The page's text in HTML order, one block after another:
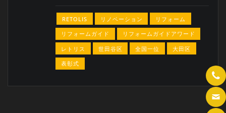
RETOLIS リノベーション
リフォーム
リフォームガイド
リフォームガイドアワード
レトリス
世田谷区 全国一位
大田区
表彰式